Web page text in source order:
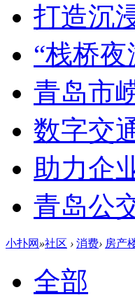
打造沉
“栈桥
青岛市
数字交
助力企
青岛公
小扑网 »社区 › 消费› 房产
全部